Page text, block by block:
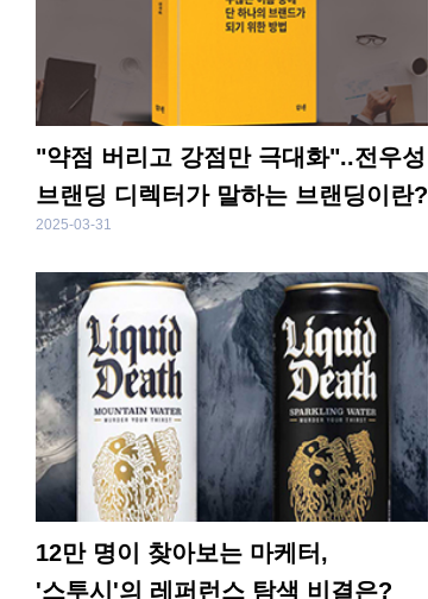
"약점 버리고 강점만 극대화"..전우성
브랜딩 디렉터가 말하는 브랜딩이란?
2025-03-31
12만 명이 찾아보는 마케터,
'스투시'의 레퍼런스 탐색 비결은?